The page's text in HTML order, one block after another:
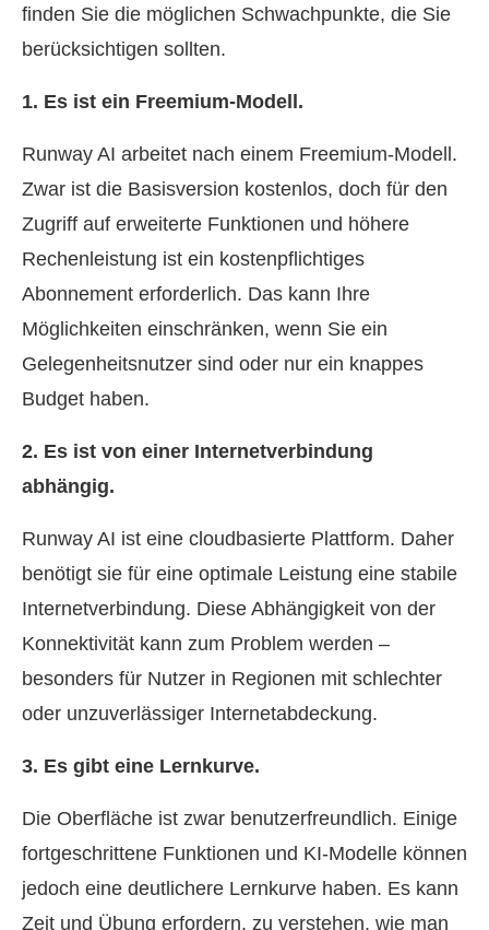
finden Sie die möglichen Schwachpunkte, die Sie
berücksichtigen sollten.
1. Es ist ein Freemium‑Modell.
Runway AI arbeitet nach einem Freemium‑Modell.
Zwar ist die Basisversion kostenlos, doch für den
Zugriff auf erweiterte Funktionen und höhere
Rechenleistung ist ein kostenpflichtiges
Abonnement erforderlich. Das kann Ihre
Möglichkeiten einschränken, wenn Sie ein
Gelegenheitsnutzer sind oder nur ein knappes
Budget haben.
2. Es ist von einer Internetverbindung
abhängig.
Runway AI ist eine cloudbasierte Plattform. Daher
benötigt sie für eine optimale Leistung eine stabile
Internetverbindung. Diese Abhängigkeit von der
Konnektivität kann zum Problem werden –
besonders für Nutzer in Regionen mit schlechter
oder unzuverlässiger Internetabdeckung.
3. Es gibt eine Lernkurve.
Die Oberfläche ist zwar benutzerfreundlich. Einige
fortgeschrittene Funktionen und KI‑Modelle können
jedoch eine deutlichere Lernkurve haben. Es kann
Zeit und Übung erfordern, zu verstehen, wie man